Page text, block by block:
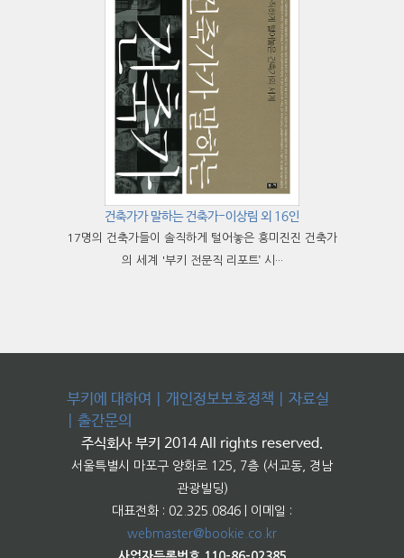
건축가가 말하는 건축가-이상림 외 16인
17명의 건축가들이 솔직하게 털어놓은 흥미진진 건축가
의 세계 '부키 전문직 리포트’ 시···
부키에 대하여 개인정보보호정책
자료실
출간문의
주식회사 부키 2014 All rights reserved.
서울특별시 마포구 양화로 125, 7층 (서교동, 경남
관광빌딩)
대표전화 : 02.325.0846 | 이메일 :
webmaster@bookie.co.kr